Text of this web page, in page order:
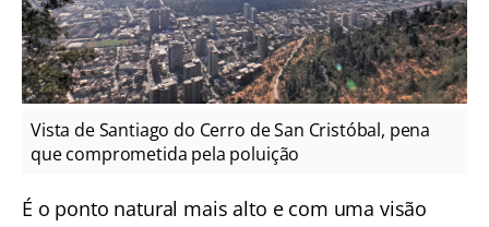
Vista de Santiago do Cerro de San Cristóbal, pena
que comprometida pela poluição
É o ponto natural mais alto e com uma visão